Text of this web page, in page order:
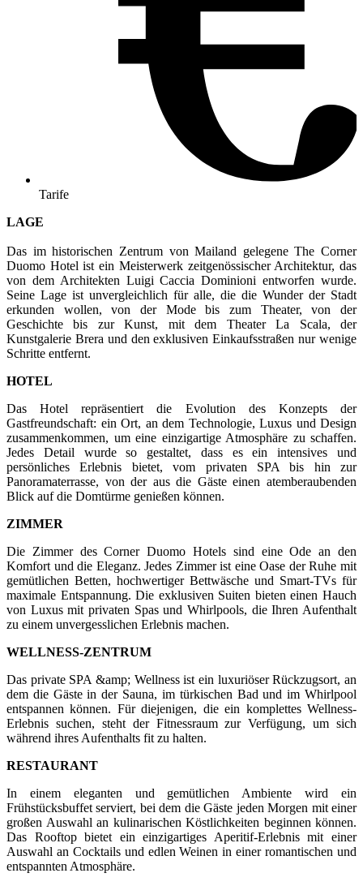
Tarife
LAGE
Das im historischen Zentrum von Mailand gelegene The Corner
Duomo Hotel ist ein Meisterwerk zeitgenössischer Architektur, das
von dem Architekten Luigi Caccia Dominioni entworfen wurde.
Seine Lage ist unvergleichlich für alle, die die Wunder der Stadt
erkunden wollen, von der Mode bis zum Theater, von der
Geschichte bis zur Kunst, mit dem Theater La Scala, der
Kunstgalerie Brera und den exklusiven Einkaufsstraßen nur wenige
Schritte entfernt.
HOTEL
Das Hotel repräsentiert die Evolution des Konzepts der
Gastfreundschaft: ein Ort, an dem Technologie, Luxus und Design
zusammenkommen, um eine einzigartige Atmosphäre zu schaffen.
Jedes Detail wurde so gestaltet, dass es ein intensives und
persönliches Erlebnis bietet, vom privaten SPA bis hin zur
Panoramaterrasse, von der aus die Gäste einen atemberaubenden
Blick auf die Domtürme genießen können.
ZIMMER
Die Zimmer des Corner Duomo Hotels sind eine Ode an den
Komfort und die Eleganz. Jedes Zimmer ist eine Oase der Ruhe mit
gemütlichen Betten, hochwertiger Bettwäsche und Smart-TVs für
maximale Entspannung. Die exklusiven Suiten bieten einen Hauch
von Luxus mit privaten Spas und Whirlpools, die Ihren Aufenthalt
zu einem unvergesslichen Erlebnis machen.
WELLNESS-ZENTRUM
Das private SPA &amp; Wellness ist ein luxuriöser Rückzugsort, an
dem die Gäste in der Sauna, im türkischen Bad und im Whirlpool
entspannen können. Für diejenigen, die ein komplettes Wellness-
Erlebnis suchen, steht der Fitnessraum zur Verfügung, um sich
während ihres Aufenthalts fit zu halten.
RESTAURANT
In einem eleganten und gemütlichen Ambiente wird ein
Frühstücksbuffet serviert, bei dem die Gäste jeden Morgen mit einer
großen Auswahl an kulinarischen Köstlichkeiten beginnen können.
Das Rooftop bietet ein einzigartiges Aperitif-Erlebnis mit einer
Auswahl an Cocktails und edlen Weinen in einer romantischen und
entspannten Atmosphäre.